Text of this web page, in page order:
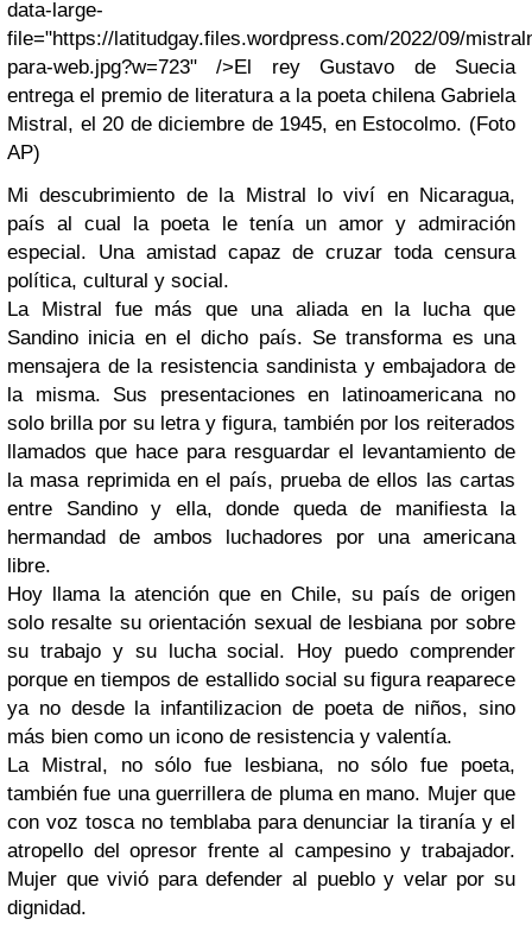
data-large-
file="https://latitudgay.files.wordpress.com/2022/09/
para-web.jpg?w=723" />El rey Gustavo de Suecia
entrega el premio de literatura a la poeta chilena Gabriela
Mistral, el 20 de diciembre de 1945, en Estocolmo. (Foto
AP)
Mi descubrimiento de la Mistral lo viví en Nicaragua,
país al cual la poeta le tenía un amor y admiración
especial. Una amistad capaz de cruzar toda censura
política, cultural y social.
La Mistral fue más que una aliada en la lucha que
Sandino inicia en el dicho país. Se transforma es una
mensajera de la resistencia sandinista y embajadora de
la misma. Sus presentaciones en latinoamericana no
solo brilla por su letra y figura, también por los reiterados
llamados que hace para resguardar el levantamiento de
la masa reprimida en el país, prueba de ellos las cartas
entre Sandino y ella, donde queda de manifiesta la
hermandad de ambos luchadores por una americana
libre.
Hoy llama la atención que en Chile, su país de origen
solo resalte su orientación sexual de lesbiana por sobre
su trabajo y su lucha social. Hoy puedo comprender
porque en tiempos de estallido social su figura reaparece
ya no desde la infantilizacion de poeta de niños, sino
más bien como un icono de resistencia y valentía.
La Mistral, no sólo fue lesbiana, no sólo fue poeta,
también fue una guerrillera de pluma en mano. Mujer que
con voz tosca no temblaba para denunciar la tiranía y el
atropello del opresor frente al campesino y trabajador.
Mujer que vivió para defender al pueblo y velar por su
dignidad.